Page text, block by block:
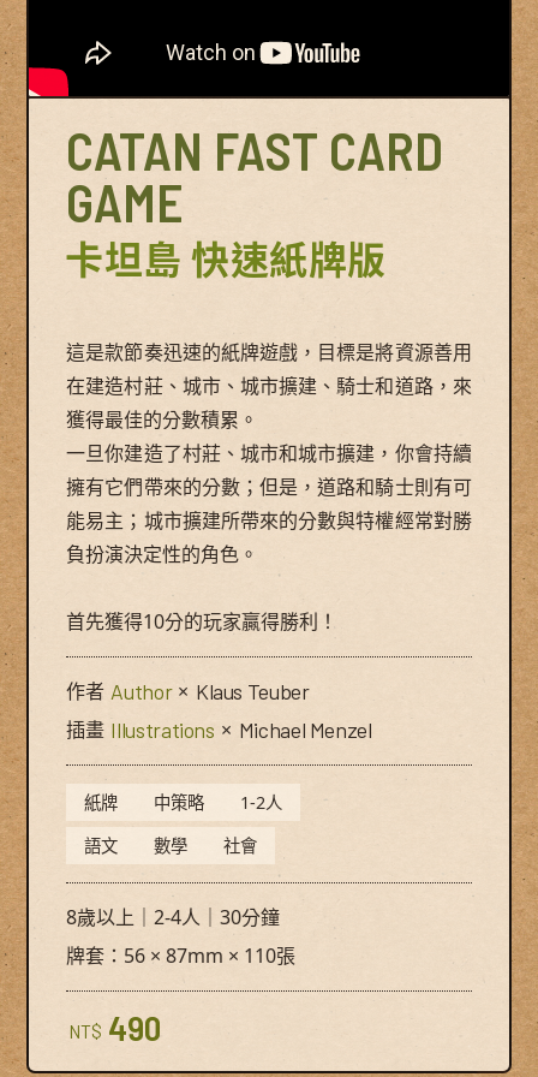
CATAN FAST CARD
GAME
卡坦島 快速紙牌版
這是款節奏迅速的紙牌遊戲，目標是將資源善用
在建造村莊、城市、城市擴建、騎士和道路，來
獲得最佳的分數積累。
一旦你建造了村莊、城市和城市擴建，你會持續
擁有它們帶來的分數；但是，道路和騎士則有可
能易主；城市擴建所帶來的分數與特權經常對勝
負扮演決定性的角色。
首先獲得10分的玩家贏得勝利！
作者 Author × Klaus Teuber
插畫 Illustrations × Michael Menzel
紙牌 中策略
1-2人
語文
數學 社會
8歲以上｜2-4人｜30分鐘
牌套：56 × 87mm × 110張
NT$ 490